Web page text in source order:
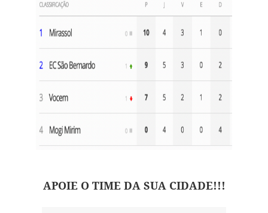
APOIE O TIME DA SUA CIDADE!!!